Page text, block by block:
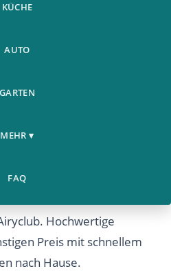
KÜCHE
AUTO
GARTEN
MEHR ▾
FAQ
Gurtel Jog
Taille Abnehmen
Hochwertige
Preis mit schnellem
nach Hause.